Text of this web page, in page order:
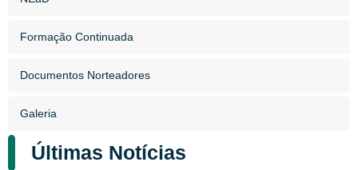
Formação Continuada
Documentos Norteadores
Galeria
Últimas Notícias